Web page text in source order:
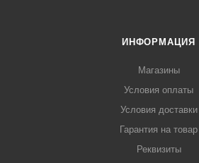
ИНФОРМАЦИЯ
Магазины
Условия оплаты
Условия доставки
Гарантия на товар
Реквизиты